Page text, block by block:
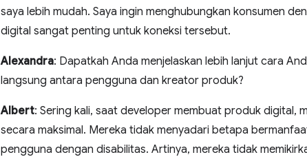
saya lebih mudah. Saya ingin menghubungkan konsumen
digital sangat penting untuk koneksi tersebut.
Alexandra: Dapatkah Anda menjelaskan lebih lanjut cara
langsung antara pengguna dan kreator produk?
Albert: Sering kali, saat developer membuat produk digital,
secara maksimal. Mereka tidak menyadari betapa
pengguna dengan disabilitas. Artinya, mereka tidak